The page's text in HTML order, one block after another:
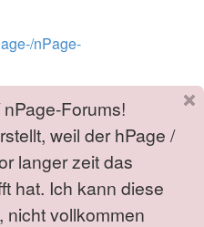
nPage-
Forums!
weil der hPage /
langer zeit das
hat. Ich kann diese
nicht vollkommen